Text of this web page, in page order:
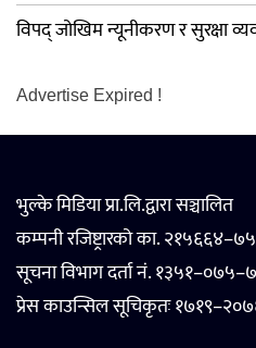
विपद् जोखिम न्यूनीकरण र सुरक्षा
Advertise Expired !
भुल्के मिडिया प्रा.लि.द्वारा सञ्चालित
कम्पनी रजिष्ट्रारको का.
सूचना विभाग दर्ता नं.
प्रेस काउन्सिल सूचिकृतः